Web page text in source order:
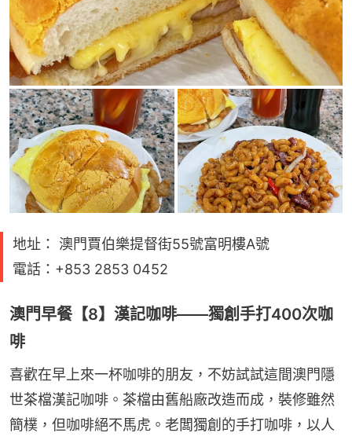
地址： 澳門賈伯樂提督街55號富明樓A號
電話：+853 2853 0452
澳門早餐【8】漢記咖啡——獨創手打400次咖
啡
喜歡在早上來一杯咖啡的朋友，不妨試試這間澳門隱
世茶檔漢記咖啡。茶檔由舊船廠改造而成，裝修雖然
簡樸，但咖啡絕不馬虎。老闆獨創的手打咖啡，以人